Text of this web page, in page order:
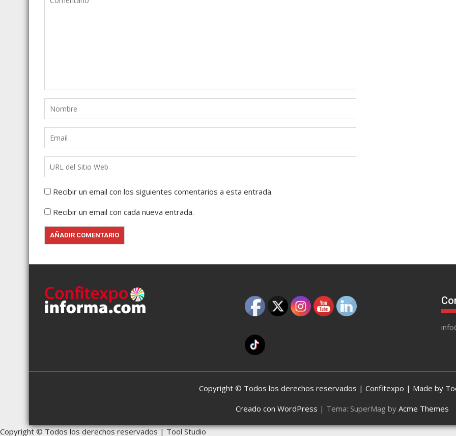
Recibir un email con los siguientes comentarios a esta entrada.
Recibir un email con cada nueva entrada.
Copyright © Todos los derechos reservados | Confitexpo | Made by
Creado con WordPress | Tema: SuperMag by Acme Themes
Copyright © Todos los derechos reservados | Tool Studio